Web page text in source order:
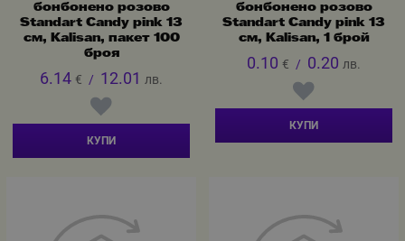
бонбонено розово
Standart Candy pink 13
см, Kalisan, пакет 100
броя
6.14 € / 12.01 лв.
КУПИ
бонбонено розово
Standart Candy pink 13
см, Kalisan, 1 брой
0.10 € / 0.20 лв.
КУПИ